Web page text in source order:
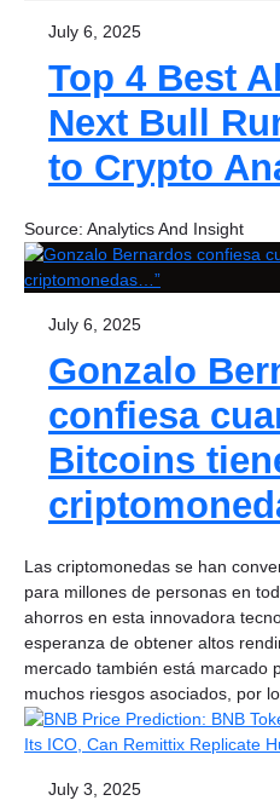
July 6, 2025
Top 4 Best
Next Bull
to Crypto
Source: Analytics And Insight
July 6, 2025
Gonzalo
confiesa
Bitcoins
Las criptomonedas se han
para millones de personas en
ahorros en esta innovadora
esperanza de obtener altos
mercado también está marcado
muchos riesgos asociados, por
July 3, 2025